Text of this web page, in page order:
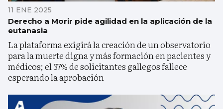
11 ENE 2025
Derecho a Morir pide agilidad en la aplicación de la
eutanasia
La plataforma exigirá la creación de un observatorio
para la muerte digna y más formación en pacientes y
médicos; el 37% de solicitantes gallegos fallece
esperando la aprobación